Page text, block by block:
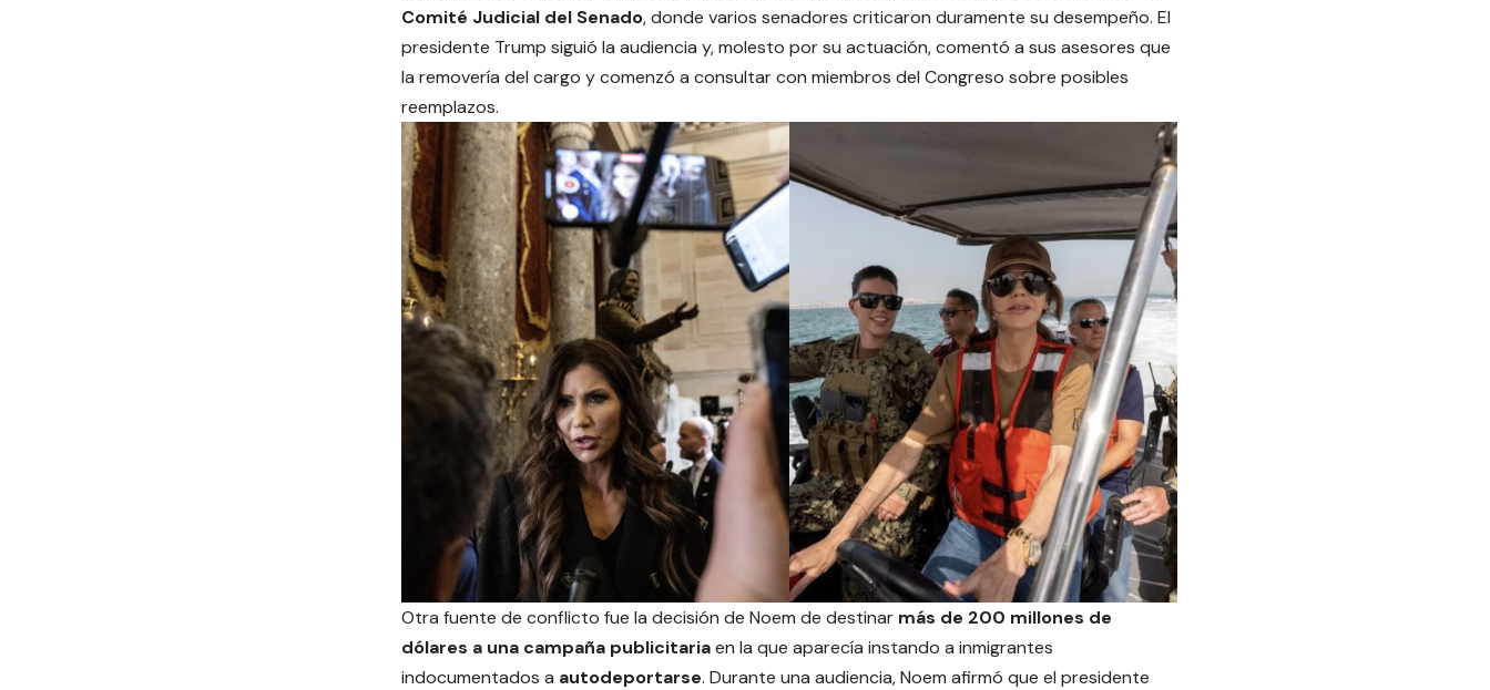
Comité Judicial del Senado, donde varios senadores criticaron duramente su desempeño. El
presidente Trump siguió la audiencia y, molesto por su actuación, comentó a sus asesores que
la removería del cargo y comenzó a consultar con miembros del Congreso sobre posibles
reemplazos.
Otra fuente de conflicto fue la decisión de Noem de destinar más de 200 millones de
dólares a una campaña publicitariaen la que aparecía instando a inmigrantes
indocumentados a autodeportarse. Durante una audiencia, Noem afirmó que el presidente